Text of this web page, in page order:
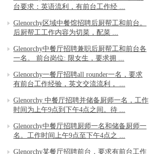
台要求：英语流利，有前台工作经 ...
Glenorchy区域中餐馆招聘后厨帮工和前台。
后厨帮工工作内容为切菜，配菜 ...
Glenorchy中餐厅招聘兼职后厨帮工和前台各
一名。 前台岗位: 限女生，要求拥 ...
Glenorchy一餐厅招聘all rounder一名，要求
有前台工作经验，英文交流流利， ...
Glenorchy 中餐厅招聘并储备厨师一名，工作
时间为上午9点到下午4点之间。待 ...
Glenorchy中餐厅招聘厨师一名和储备厨师一
名。工作时间上午9点至下午4点之 ...
Glenorchy某餐厅招聘前台，要求有前台工作